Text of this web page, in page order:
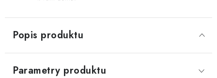
Popis produktu
Parametry produktu